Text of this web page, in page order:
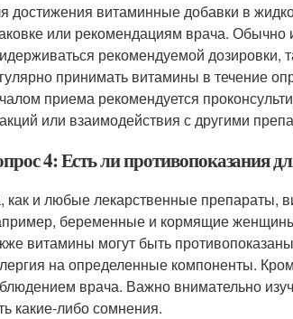
достижения витаминные добавки в
или рекомендациям врача.
рекомендуемой дозировки,
принимать витамины в течение
приема рекомендуется
или взаимодействия с другими
4: Есть ли противопоказания
как и любые лекарственные препараты,
беременные и кормящие
витамины могут быть
на определенные компоненты.
врача. Важно внимательно
какие-либо сомнения.